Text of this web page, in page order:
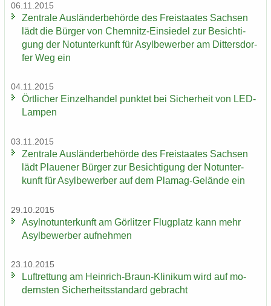
06.11.2015
Zen­tra­le Aus­län­der­be­hör­de des Frei­staa­tes Sach­sen
lädt die Bür­ger von Chemnitz-​Einsiedel zur Be­sich­ti­
gung der Not­un­ter­kunft für Asyl­be­wer­ber am Dit­ters­dor­
fer Weg ein
04.11.2015
Ört­li­cher Ein­zel­han­del punk­tet bei Si­cher­heit von LED-​
Lampen
03.11.2015
Zen­tra­le Aus­län­der­be­hör­de des Frei­staa­tes Sach­sen
lädt Plaue­ner Bür­ger zur Be­sich­ti­gung der Not­un­ter­
kunft für Asyl­be­wer­ber auf dem Plamag-​Gelände ein
29.10.2015
Asyl­not­un­ter­kunft am Gör­lit­zer Flug­platz kann mehr
Asyl­be­wer­ber auf­neh­men
23.10.2015
Luft­ret­tung am Heinrich-​Braun-Klinikum wird auf mo­
derns­ten Si­cher­heits­stan­dard ge­bracht